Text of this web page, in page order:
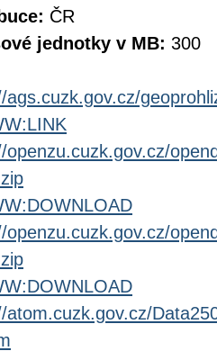
ČR
jednotky v MB: 300
ags.cuzk.gov.cz/
openzu.cuzk.gov.cz/
openzu.cuzk.gov.cz/
atom.cuzk.gov.cz/